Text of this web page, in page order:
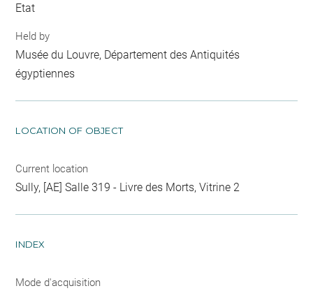
Etat
Held by
Musée du Louvre, Département des Antiquités
égyptiennes
LOCATION OF OBJECT
Current location
Sully, [AE] Salle 319 - Livre des Morts, Vitrine 2
INDEX
Mode d'acquisition